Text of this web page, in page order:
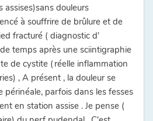
assises)sans douleurs
à souffrire de brûlure et de
fracturé ( diagnostic d'
temps après une sciintigraphie
de cystite (réelle inflammation
, A présent , la douleur se
périnéale, parfois dans les fesses
en station assise . Je pense (